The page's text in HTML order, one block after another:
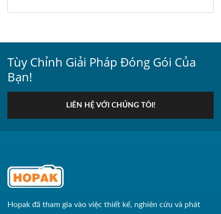
Tùy Chỉnh Giải Pháp Đóng Gói Của
Bạn!
LIÊN HỆ VỚI CHÚNG TÔI!
Hopak đã tham gia vào việc thiết kế, nghiên cứu và phát